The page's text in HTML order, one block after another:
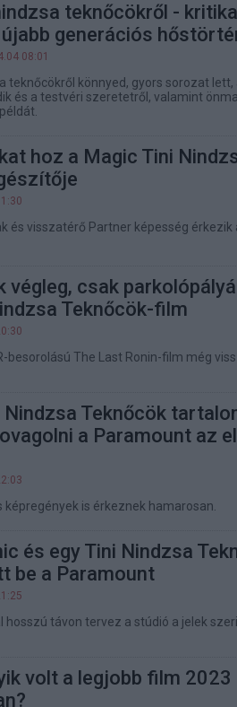
teknőcökről -
generációs
08:01
teknőcökről könnyed, gyors sorozat lett,
és a testvéri szeretetről, valamint
hoz a Magic Tini
és visszatérő Partner képesség érkezik
végleg, csak
Teknőcök-film
besorolású The Last Ronin-film még
Nindzsa Teknőcök
a Paramount az
is érkeznek hamarosan.
és egy Tini Nindzsa
be a Paramount
távon tervez a stúdió a jelek
volt a legjobb film 2023